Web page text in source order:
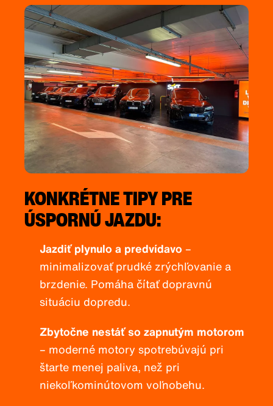
KONKRÉTNE TIPY PRE
ÚSPORNÚ JAZDU:
Jazdiť plynulo a predvídavo –
minimalizovať prudké zrýchľovanie a
brzdenie. Pomáha čítať dopravnú
situáciu dopredu.
Zbytočne nestáť so zapnutým motorom
– moderné motory spotrebúvajú pri
štarte menej paliva, než pri
niekoľkominútovom voľnobehu.